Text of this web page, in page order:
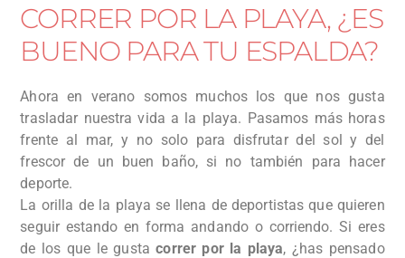
CORRER POR LA PLAYA, ¿ES
BUENO PARA TU ESPALDA?
Ahora en verano somos muchos los que nos gusta
trasladar nuestra vida a la playa. Pasamos más horas
frente al mar, y no solo para disfrutar del sol y del
frescor de un buen baño, si no también para hacer
deporte.
La orilla de la playa se llena de deportistas que quieren
seguir estando en forma andando o corriendo. Si eres
de los que le gustacorrer por la playa, ¿has pensado